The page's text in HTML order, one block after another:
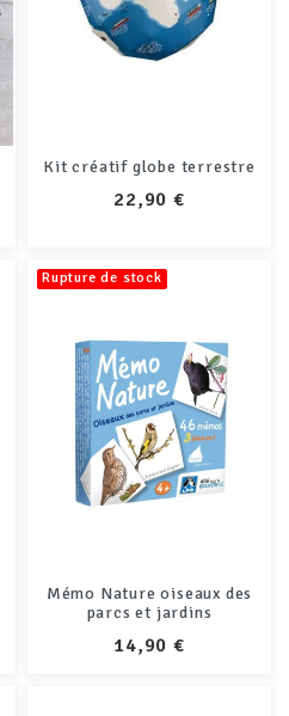
Kit créatif globe terrestre
PRIX
22,90 €
Rupture de stock
Mémo Nature oiseaux des
parcs et jardins
PRIX
14,90 €